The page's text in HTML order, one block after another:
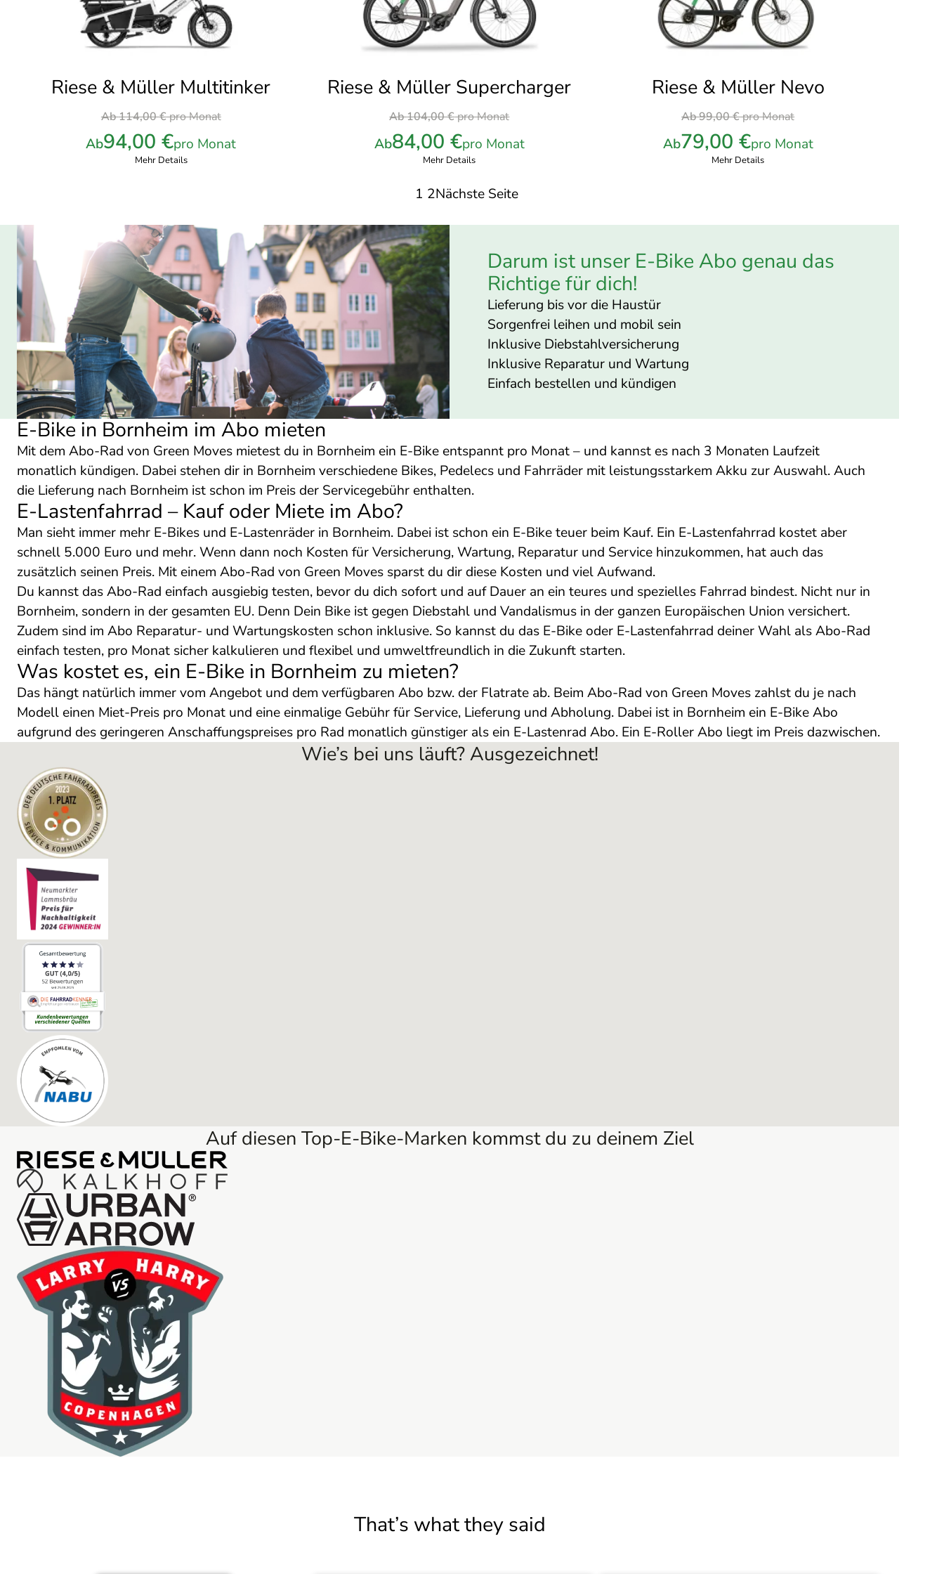
Riese & Müller Multitinker
Ab114,00€pro Monat
Ursprünglicher
Preis
war:
114,00 €
Ab94,00€pro Monat
Mehr Details
Riese & Müller Supercharger
Ab104,00€pro Monat
Ursprünglicher
Preis
war:
104,00 €
Monat
Ab84,00 €pro Monat
Mehr Details
Riese & Müller Nevo
Ab99,00€pro Monat
Ursprünglicher
Preis
war:
99,00 €
Ab79,00 €pro Monat
Mehr Details
1 2Nächste Seite
Darum ist unser E-Bike Abo genau das
Richtige für dich!
Lieferung bis vor die Haustür
Sorgenfrei leihen und mobil sein
Inklusive Diebstahlversicherung
Inklusive Reparatur und Wartung
Einfach bestellen und kündigen
E-Bike in Bornheim im Abo mieten
Mit dem Abo-Rad von Green Moves mietest du in Bornheim ein E-Bike entspannt pro Monat – und kannst es nach 3 Monaten Laufzeit
monatlich kündigen. Dabei stehen dir in Bornheim verschiedene Bikes, Pedelecs und Fahrräder mit leistungsstarkem Akku zur Auswahl. Auch
die Lieferung nach Bornheim ist schon im Preis der Servicegebühr enthalten.
E-Lastenfahrrad – Kauf oder Miete im Abo?
Man sieht immer mehr E-Bikes und E-Lastenräder in Bornheim. Dabei ist schon ein E-Bike teuer beim Kauf. Ein E-Lastenfahrrad kostet aber
schnell 5.000 Euro und mehr. Wenn dann noch Kosten für Versicherung, Wartung, Reparatur und Service hinzukommen, hat auch das
zusätzlich seinen Preis. Mit einem Abo-Rad von Green Moves sparst du dir diese Kosten und viel Aufwand.
Du kannst das Abo-Rad einfach ausgiebig testen, bevor du dich sofort und auf Dauer an ein teures und spezielles Fahrrad bindest. Nicht nur in
Bornheim, sondern in der gesamten EU. Denn Dein Bike ist gegen Diebstahl und Vandalismus in der ganzen Europäischen Union versichert.
Zudem sind im Abo Reparatur- und Wartungskosten schon inklusive. So kannst du das E-Bike oder E-Lastenfahrrad deiner Wahl als Abo-Rad
einfach testen, pro Monat sicher kalkulieren und flexibel und umweltfreundlich in die Zukunft starten.
Was kostet es, ein E-Bike in Bornheim zu mieten?
Das hängt natürlich immer vom Angebot und dem verfügbaren Abo bzw. der Flatrate ab. Beim Abo-Rad von Green Moves zahlst du je nach
Modell einen Miet-Preis pro Monat und eine einmalige Gebühr für Service, Lieferung und Abholung. Dabei ist in Bornheim ein E-Bike Abo
aufgrund des geringeren Anschaffungspreises pro Rad monatlich günstiger als ein E-Lastenrad Abo. Ein E-Roller Abo liegt im Preis dazwischen.
Wie’s bei uns läuft? Ausgezeichnet!
Auf diesen Top-E-Bike-Marken kommst du zu deinem Ziel
That’s what they said